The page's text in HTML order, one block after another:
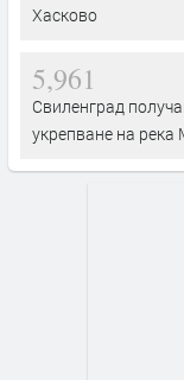
Хасково
5,961
Свиленград
укрепване на река